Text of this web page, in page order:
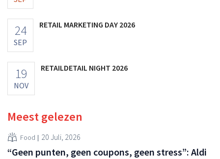
24
SEP
RETAIL MARKETING DAY 2026
19
NOV
RETAILDETAIL NIGHT 2026
Meest gelezen
Food 20 Juli, 2026
“Geen punten, geen coupons, geen stress”: Aldi